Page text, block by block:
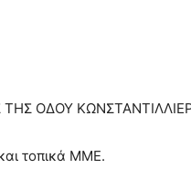
ΟΔΟΥ
τοπικά ΜΜΕ.